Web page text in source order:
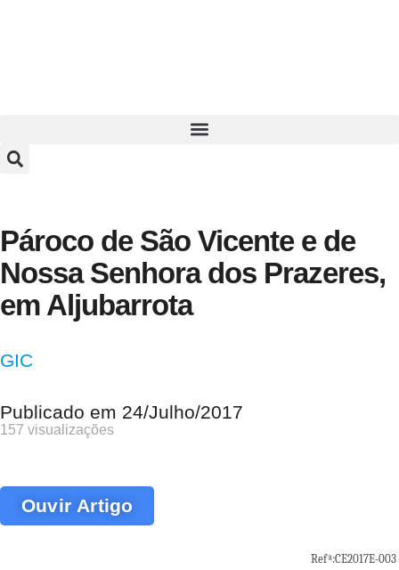
Pároco de São Vicente e de
Nossa Senhora dos Prazeres,
em Aljubarrota
GIC
Publicado em 24/Julho/2017
157 visualizações
Ouvir Artigo
Refª:CE2017E-003